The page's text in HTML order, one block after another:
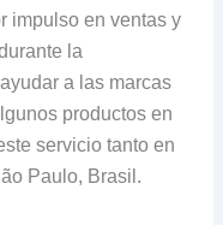
impulso en ventas y
la
a las marcas
productos en
servicio tanto en
Paulo, Brasil.